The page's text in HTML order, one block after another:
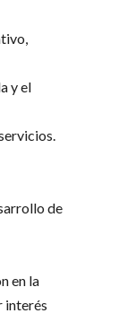
y el
de
en la
interés